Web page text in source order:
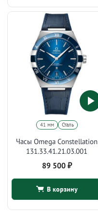
41 мм Сталь
Часы Omega Constellation
131.33.41.21.03.001
89 500 ₽
В корзину